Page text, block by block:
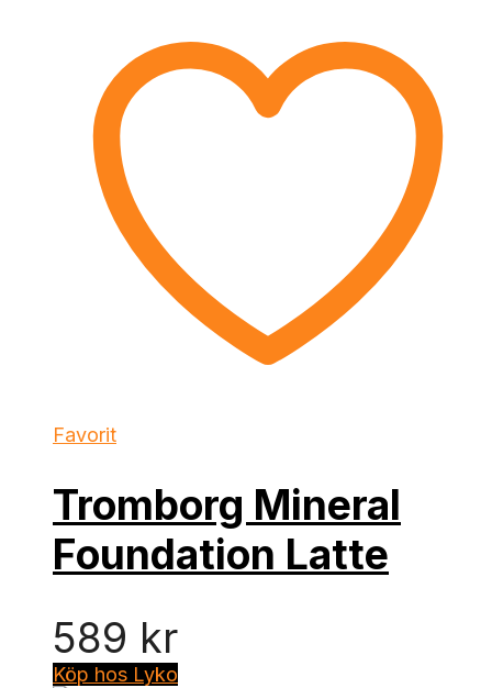
Favorit
Tromborg Mineral
Foundation Latte
589 kr
Köp hos Lyko